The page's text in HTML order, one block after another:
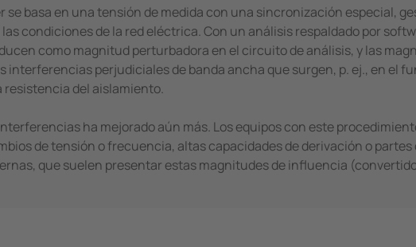
se basa en una tensión de medida con una sincronización especial,
condiciones de la red eléctrica. Con un análisis respaldado por
como magnitud perturbadora en el circuito de análisis, y las
interferencias perjudiciales de banda ancha que surgen, p. ej., en el
del aislamiento.
ha mejorado aún­ más. Los equipos con este
de tensión o frecuencia, altas capacidades de derivación o
que suelen presentar estas magnitudes de influencia